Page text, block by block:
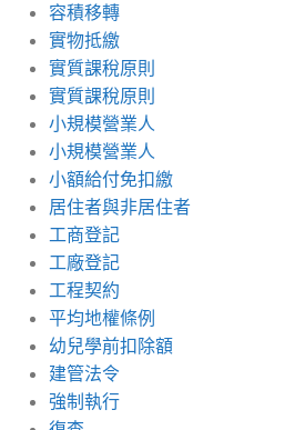
容積移轉
實物抵繳
實質課稅原則
實質課稅原則
小規模營業人
小規模營業人
小額給付免扣繳
居住者與非居住者
工商登記
工廠登記
工程契約
平均地權條例
幼兒學前扣除額
建管法令
強制執行